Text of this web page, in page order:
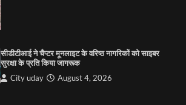
City uday August 6, 2025
सीडीटीआई ने चैप्टर मूनलाइट के वरिष्ठ नागरिकों को साइबर
सुरक्षा के प्रति किया जागरूक
City uday August 4, 2026